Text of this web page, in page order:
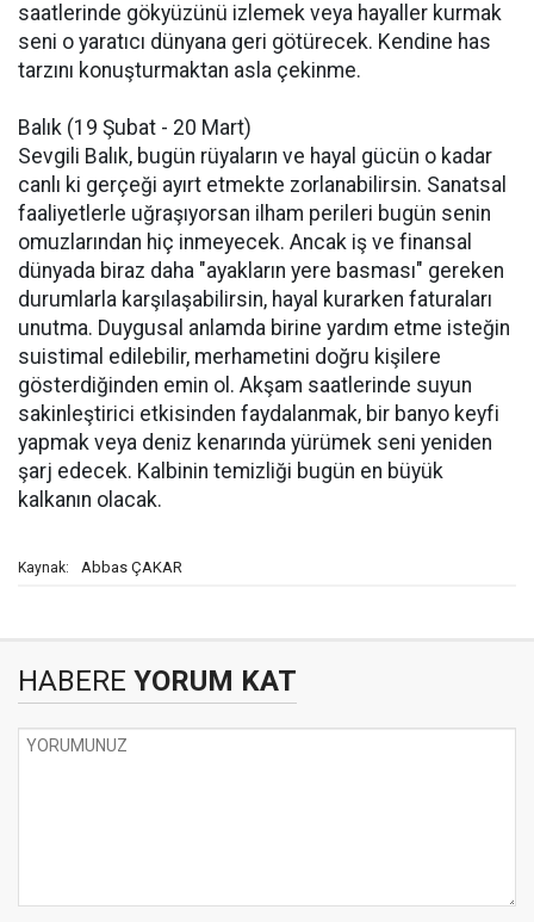
saatlerinde gökyüzünü izlemek veya hayaller kurmak
seni o yaratıcı dünyana geri götürecek. Kendine has
tarzını konuşturmaktan asla çekinme.
Balık (19 Şubat - 20 Mart)
Sevgili Balık, bugün rüyaların ve hayal gücün o kadar
canlı ki gerçeği ayırt etmekte zorlanabilirsin. Sanatsal
faaliyetlerle uğraşıyorsan ilham perileri bugün senin
omuzlarından hiç inmeyecek. Ancak iş ve finansal
dünyada biraz daha "ayakların yere basması" gereken
durumlarla karşılaşabilirsin, hayal kurarken faturaları
unutma. Duygusal anlamda birine yardım etme isteğin
suistimal edilebilir, merhametini doğru kişilere
gösterdiğinden emin ol. Akşam saatlerinde suyun
sakinleştirici etkisinden faydalanmak, bir banyo keyfi
yapmak veya deniz kenarında yürümek seni yeniden
şarj edecek. Kalbinin temizliği bugün en büyük
kalkanın olacak.
Kaynak: Abbas ÇAKAR
HABERE YORUM KAT